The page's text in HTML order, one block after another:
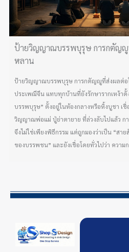
ป้ายวิญญาณบรรพบุรุษ การกตัญญู
หลาน
ป้ายวิญญาณบรรพบุรุษ การกตัญญูที่ส่งผลต่อ
ประเพณีจีน แทบทุกบ้านที่ยังรักษารากเหง้า
บรรพบุรุษ” ตั้งอยู่ในห้องกลางหรือหิ้งบูชา เ
วิญญาณพ่อแม่ ปู่ย่าตายาย ที่ล่วงลับไปแล้ว ก
จึงไม่ใช่เพียงพิธีกรรม แต่ถูกมองว่าเป็น “สา
ของบรรพชน” และยังเชื่อโดยทั่วไปว่า ควา